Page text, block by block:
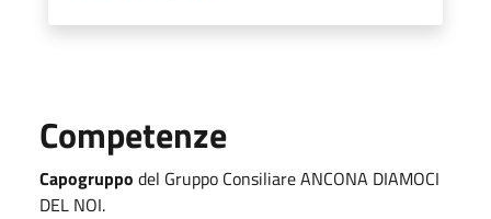
Competenze
Capogruppo del Gruppo Consiliare ANCONA DIAMOCI
DEL NOI.